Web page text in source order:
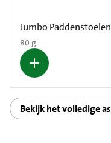
Jumbo
80 g
Bekijk het volledige